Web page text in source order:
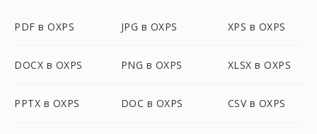
PDF в OXPS JPG в OXPS XPS в OXPS
DOCX в OXPS PNG в OXPS XLSX в OXPS
PPTX в OXPS DOC в OXPS CSV в OXPS